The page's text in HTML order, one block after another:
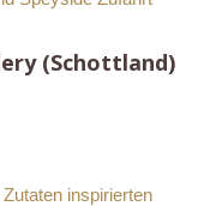
(Schottland)
inspirierten